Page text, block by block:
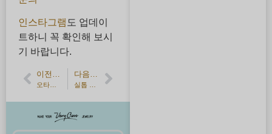
인스타그램 도 업데이
트하니 꼭 확인해 보시
기 바랍니다.